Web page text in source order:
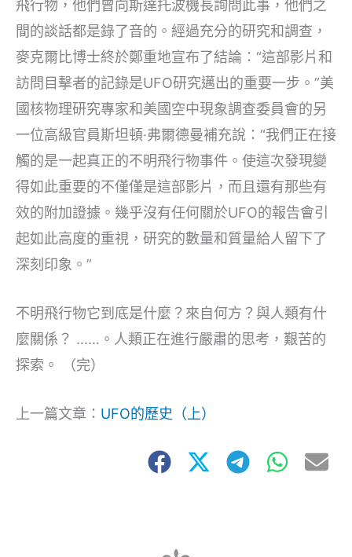
飛行物，他們曾向斯達托波機長詢問此事，他們之
間的談話都是錄了音的。經過充分的研究和調查，
麥克爾比博士終於鄭重地宣布了結論：“這部影片和
訪問目擊者的記錄是UFO研究邁出的重要一步。”美
國核物理研究專家和美國空中現象調查委員會的另
一位高級官員斯坦頓·弗爾德曼補充說：“我們正在接
觸的是一起真正的不明飛行物事件。使這次發現變
得如此重要的不僅僅是這部影片，而且還有那些有
效的附加證據。幾乎沒有任何關於UFO的報告會引
起如此高度的重視，研究的數量和質量給人留下了
深刻印象。”
不明飛行物它到底是什麼？來自何方？與人類有什
麼關係？ ……。人類正在進行嚴肅的思考，艱苦的
探索。 （完）
上一篇文章： UFO的歷史（上）